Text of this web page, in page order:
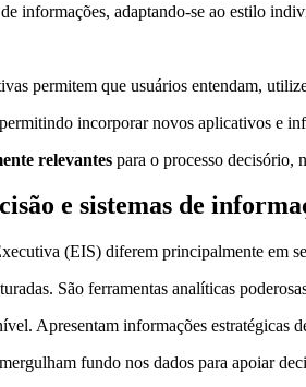
informações, adaptando-se ao estilo
permitem que usuários entendam,
incorporar novos aplicativos e
relevantes para o processo decisório,
e sistemas de
(EIS) diferem principalmente em
São ferramentas analíticas
Apresentam informações estratégicas
fundo nos dados para apoiar